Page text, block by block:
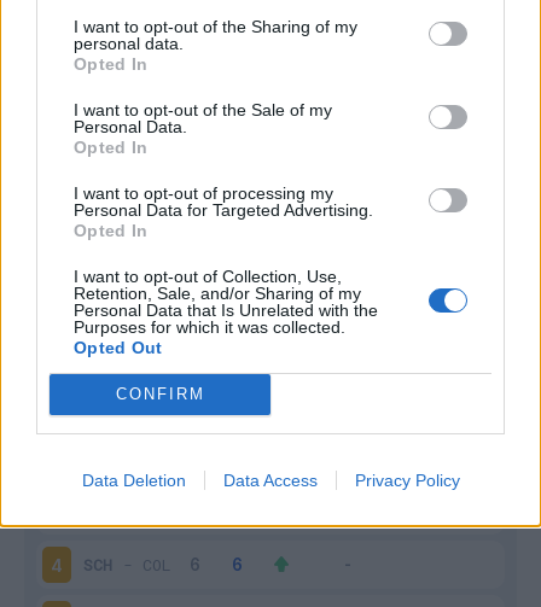
I want to opt-out of the Sharing of my
personal data.
Opted In
I want to opt-out of the Sale of my
Personal Data.
Opted In
I want to opt-out of processing my
Personal Data for Targeted Advertising.
Opted In
I want to opt-out of Collection, Use,
Retention, Sale, and/or Sharing of my
Personal Data that Is Unrelated with the
Purposes for which it was collected.
Opted Out
CONFIRM
Data Deletion Data Access Privacy Policy
Infortunato 0 - 0%
Scarica riepilogo
stagionale
Scarica
Giornata
-SCH
4 SCH - COL